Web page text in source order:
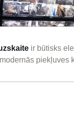
ir būtisks